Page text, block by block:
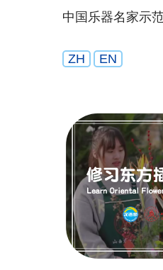
中国乐器名家示
ZH EN